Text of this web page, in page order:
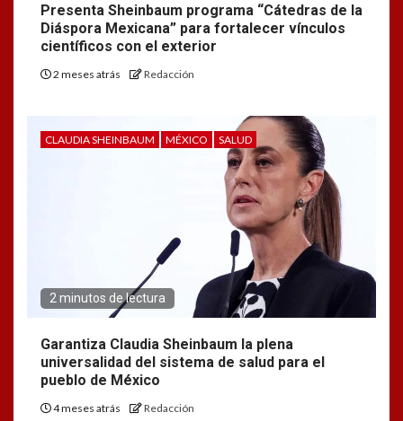
Presenta Sheinbaum programa “Cátedras de la
Diáspora Mexicana” para fortalecer vínculos
científicos con el exterior
2 meses atrás Redacción
CLAUDIA SHEINBAUM MÉXICO SALUD
2 minutos de lectura
Garantiza Claudia Sheinbaum la plena
universalidad del sistema de salud para el
pueblo de México
4 meses atrás Redacción